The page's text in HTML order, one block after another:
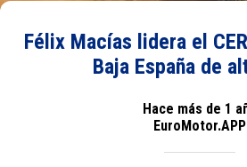
Félix Macías lidera el
Baja España de
Hace más de 1
EuroMotor.APP